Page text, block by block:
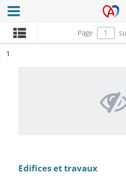
Archives
Ouvrir le menu déroulant
Page
n°
1
Edifices et travaux